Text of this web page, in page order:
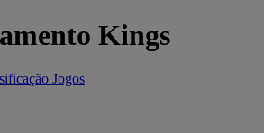
Kings
Jogos